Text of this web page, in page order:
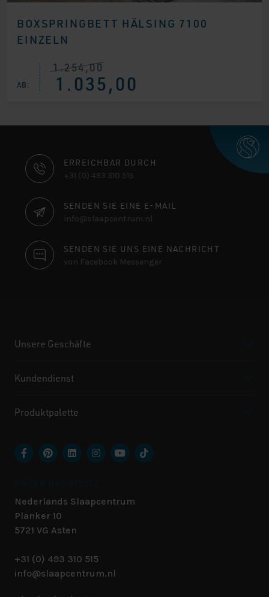
BOXSPRINGBETT HÄLSING 7100
EINZELN
AB:
1.254,00
Ursprünglicher
Preis
war:1.035,00
Aktueller
Preis
ist:
KONTAKTINFORMATIONEN
ERREICHBAR DURCH
+31 (0) 493 310 515
SENDEN SIE EINE E-MAIL
info@slaapcentrum.nl
SENDEN SIE UNS EINE NACHRICHT
von Facebook Messenger
Unsere Geschäfte
Kundendienst
Produktpalette
Nederlands Slaapcentrum
Planker 10
5721 VG Asten
+31 (0) 493 310 515
info@slaapcentrum.nl